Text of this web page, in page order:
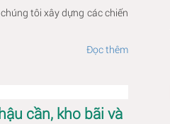
tôi xây dựng các chiến
Đọc thêm
cần, kho bãi và